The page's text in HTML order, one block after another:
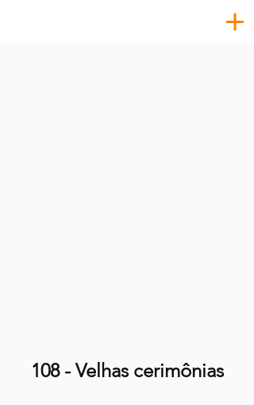
108 - Velhas cerimônias